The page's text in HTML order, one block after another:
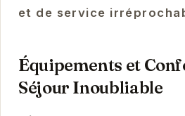
et de service
Équipements et
Séjour Inoubliable